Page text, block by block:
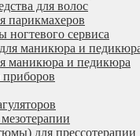
для волос
парикмахеров
ногтевого сервиса
маникюра и
маникюра и педикюра
для прессотерапии